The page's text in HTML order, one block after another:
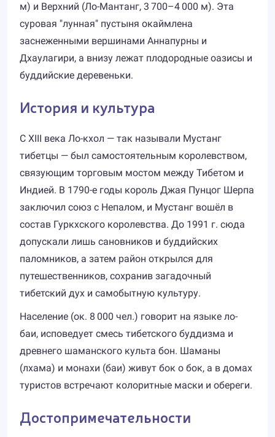
м) и Верхний (Ло-Мантанг, 3 700–4 000 м). Эта
суровая "лунная" пустыня окаймлена
заснеженными вершинами Аннапурны и
Дхаулагири, а внизу лежат плодородные оазисы и
буддийские деревеньки.
История и культура
С XIII века Ло-кхол — так называли Мустанг
тибетцы — был самостоятельным королевством,
связующим торговым мостом между Тибетом и
Индией. В 1790-е годы король Джая Пунцог Шерпа
заключил союз с Непалом, и Мустанг вошёл в
состав Гуркхского королевства. До 1991 г. сюда
допускали лишь сановников и буддийских
паломников, а затем район открылся для
путешественников, сохранив загадочный
тибетский дух и самобытную культуру.
Население (ок. 8 000 чел.) говорит на языке ло-
баи, исповедует смесь тибетского буддизма и
древнего шаманского культа бон. Шаманы
(лхама) и монахи (баи) живут бок о бок, а в домах
туристов встречают колоритные маски и обереги.
Достопримечательности